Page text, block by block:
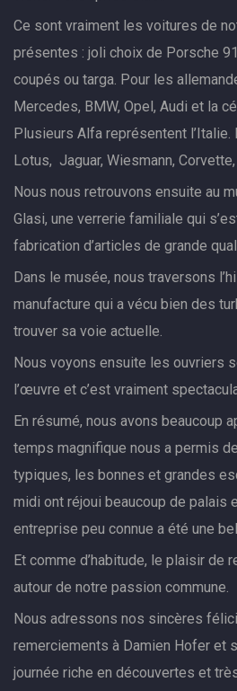
Ce sont vraiment les voitures de
présentes : joli choix de Porsche
coupés ou targa. Pour les
Mercedes, BMW, Opel, Audi et la
Plusieurs Alfa représentent l’Italie.
Lotus, Jaguar, Wiesmann,
Nous nous retrouvons ensuite au
Glasi, une verrerie familiale qui
fabrication d’articles de grande
Dans le musée, nous traversons
manufacture qui a vécu bien des
trouver sa voie actuelle.
Nous voyons ensuite les ouvriers
l’œuvre et c’est vraiment
En résumé, nous avons beaucoup
temps magnifique nous a permis
typiques, les bonnes et grandes
midi ont réjoui beaucoup de palais
entreprise peu connue a été une
Et comme d’habitude, le plaisir de
autour de notre passion commune.
Nous adressons nos sincères
remerciements à Damien Hofer et
journée riche en découvertes et